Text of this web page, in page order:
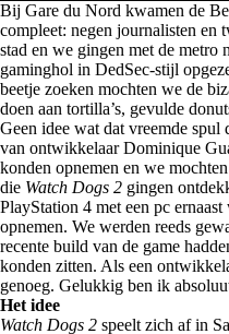
Bij Gare du Nord kwamen de
compleet: negen journalisten en
stad en we gingen met de metro
gaminghol in DedSec-stijl
beetje zoeken mochten we de
doen aan tortilla’s, gevulde
Geen idee wat dat vreemde spul
van ontwikkelaar Dominique
konden opnemen en we
die Watch Dogs 2 gingen
PlayStation 4 met een pc
opnemen. We werden reeds
recente build van de game
konden zitten. Als een
genoeg. Gelukkig ben ik
Het idee
Watch Dogs 2 speelt zich af in